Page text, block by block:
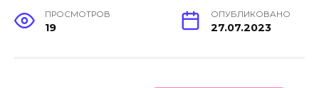
ПРОСМОТРОВ
19
ОПУБЛИКОВАНО
27.07.2023